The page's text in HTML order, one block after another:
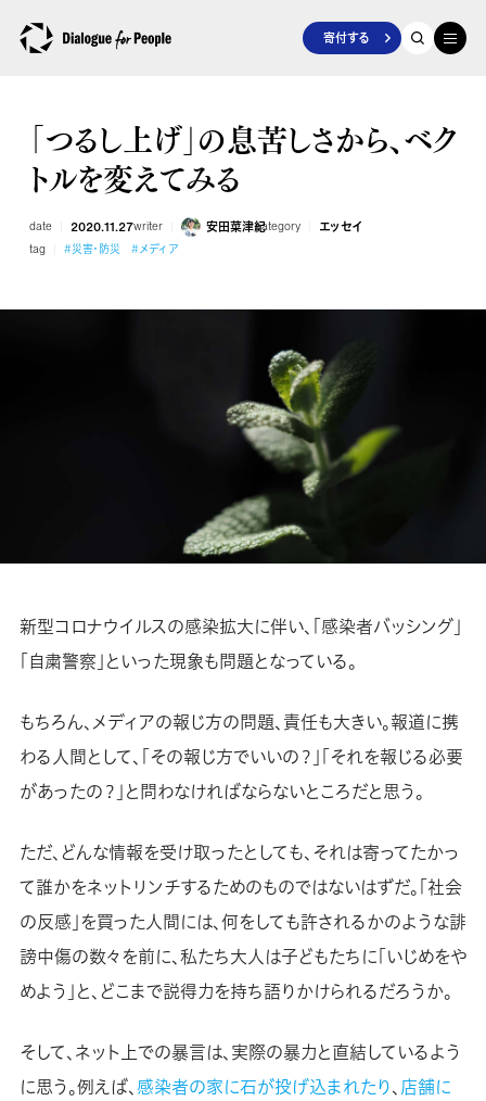
寄付する
「つるし上げ」の息苦しさから、ベク
トルを変えてみる
date 2020.11.27writer 安田菜津紀category エッセイ
tag #災害・防災 #メディア
新型コロナウイルスの感染拡大に伴い、「感染者バッシング」
「自粛警察」といった現象も問題となっている。
もちろん、メディアの報じ方の問題、責任も大きい。報道に携
わる人間として、「その報じ方でいいの？」「それを報じる必要
があったの？」と問わなければならないところだと思う。
ただ、どんな情報を受け取ったとしても、それは寄ってたかっ
て誰かをネットリンチするためのものではないはずだ。「社会
の反感」を買った人間には、何をしても許されるかのような誹
謗中傷の数々を前に、私たち大人は子どもたちに「いじめをや
めよう」と、どこまで説得力を持ち語りかけられるだろうか。
そして、ネット上での暴言は、実際の暴力と直結しているよう
に思う。例えば、感染者の家に石が投げ込まれたり、店舗に